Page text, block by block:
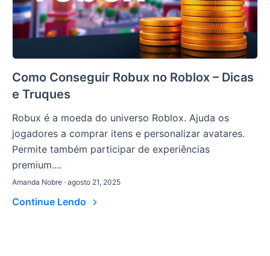
Como Conseguir Robux no Roblox – Dicas
e Truques
Robux é a moeda do universo Roblox. Ajuda os
jogadores a comprar itens e personalizar avatares.
Permite também participar de experiências
premium....
Amanda Nobre · agosto 21, 2025
Continue Lendo